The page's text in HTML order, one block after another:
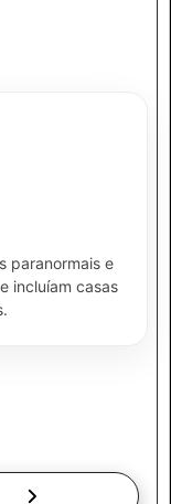
paranormais e
incluíam casas